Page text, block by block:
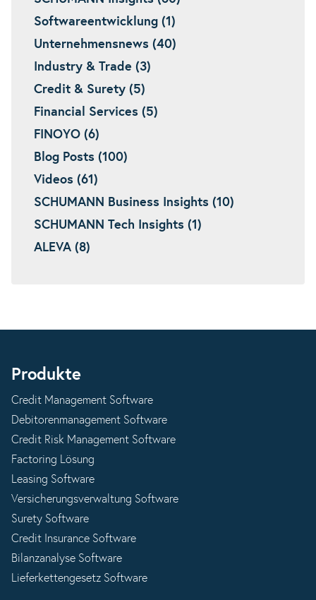
Softwareentwicklung (1)
Unternehmensnews (40)
Industry & Trade (3)
Credit & Surety (5)
Financial Services (5)
FINOYO (6)
Blog Posts (100)
Videos (61)
SCHUMANN Business Insights (10)
SCHUMANN Tech Insights (1)
ALEVA (8)
Produkte
Credit Management Software
Debitorenmanagement Software
Credit Risk Management Software
Factoring Lösung
Leasing Software
Versicherungsverwaltung Software
Surety Software
Credit Insurance Software
Bilanzanalyse Software
Lieferkettengesetz Software